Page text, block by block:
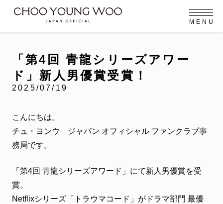
NEWS
プロフィール
EVENT
OFFICIAL MENU
MEMBERSHIP MENU
FC NEWS
MEMBERSHIP CARD
VIDEOGALLERY
M E N U
「第4回 青龍シリーズアワー
ド」新人男優賞受賞！
2025/07/19
こんにちは。
チュ・ヨンウ ジャパン オフィシャル ファンクラブ事
務局です。
「第4回 青龍シリーズアワード」にて新人男優賞を受
賞。
Netflixシリーズ「トラウマコード」がドラマ部門 最優